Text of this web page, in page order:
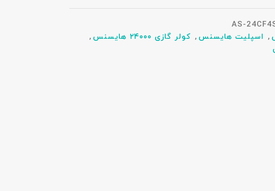
AS-
, اسپلیت هایسنس , کولر گازی ۲۴۰۰۰ هایسنس
,